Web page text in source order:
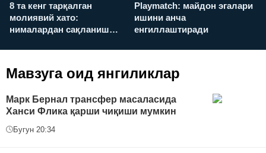
8 та кенг тарқалган
молиявий хато:
нималардан сақланиш
Playmatch: майдон эгалари
ишини анча
енгиллаштиради
Мавзуга оид янгиликлар
Марк Бернал трансфер масаласида
Ханси Флика қарши чиқиши мумкин
Бугун 20:34